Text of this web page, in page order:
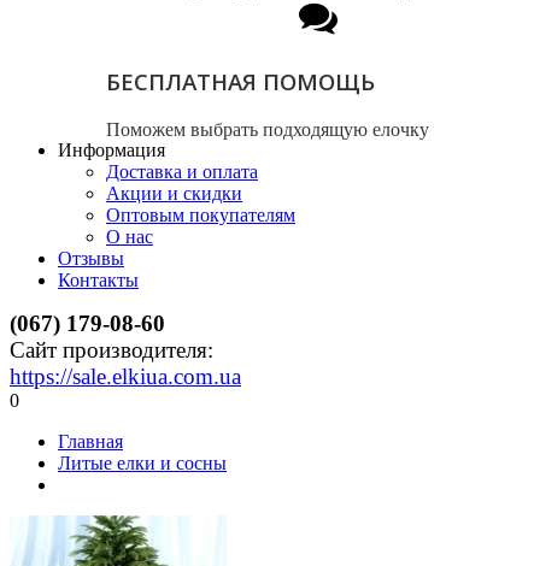
БЕСПЛАТНАЯ ПОМОЩЬ
Поможем выбрать подходящую елочку
Информация
Доставка и оплата
Акции и скидки
Оптовым покупателям
О нас
Отзывы
Контакты
(067) 179-08-60
Сайт производителя:
https://sale.elkiua.com.ua
0
Главная
Литые елки и сосны